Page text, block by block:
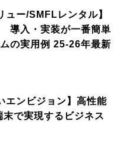
ュー/SMFLレンタル】
導入・実装が一番簡単
の実用例 25-26年最新
エンビジョン】高性能
で実現するビジネス